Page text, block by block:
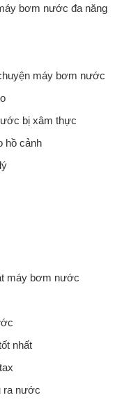
bơm nước đa năng
máy bơm nước
bị xâm thực
hồ cảnh
máy bơm nước
nhất
ra nước